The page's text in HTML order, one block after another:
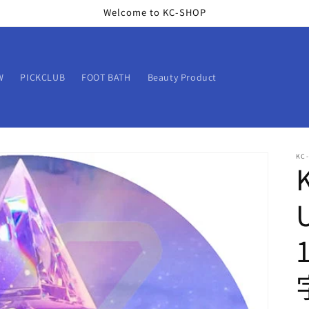
Welcome to KC-SHOP
PICKCLUB FOOT BATH Beauty Product